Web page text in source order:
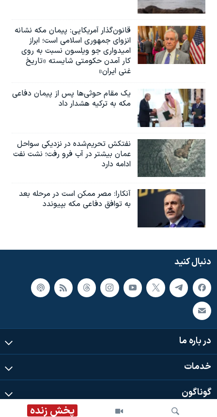
پخش زنده
قانون‌گذار آمریکایی: پیمان مکه نشانه
انزوای جمهوری اسلامی است؛ ابراز
امیدواری جو ویلسون نسبت به روی
کار آمدن حکومتی شایسته «تاریخ
غنی ایران»
یک مقام حوثی‌ها پس از پیمان دفاعی
مکه به ترکیه هشدار داد
نفتکش تحریم‌شده در نزدیکی سواحل
عمان بیشتر در آب فرو رفت؛ نشت نفت
ادامه دارد
آنکارا: مصر ممکن است در مرحله بعد
به توافق دفاعی مکه بپیوندد
دنبال کنید
در باره ما
خدمات
گوناگون